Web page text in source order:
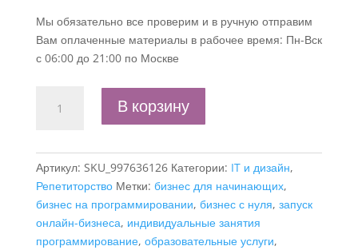
Мы обязательно все проверим и в ручную отправим
Вам оплаченные материалы в рабочее время: Пн-Вск
с 06:00 до 21:00 по Москве
товара
план
"Онлайн-
школа
программирования",
ИП
В корзину
Артикул: SKU_997636126 Категории: IT и дизайн,
Репетиторство Метки: бизнес для начинающих,
бизнес на программировании, бизнес с нуля, запуск
онлайн-бизнеса, индивидуальные занятия
программирование, образовательные услуги,